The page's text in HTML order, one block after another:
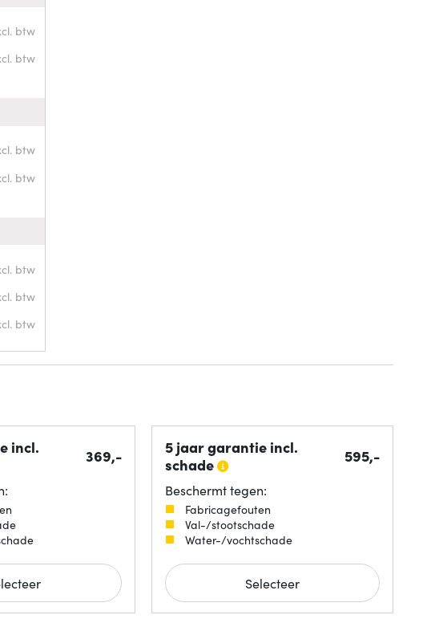
btw
btw
btw
btw
btw
btw
btw
incl.
369,-
5 jaar garantie incl.
schade
595,-
Beschermt tegen:
Fabricagefouten
Val-/stootschade
Water-/vochtschade
Selecteer